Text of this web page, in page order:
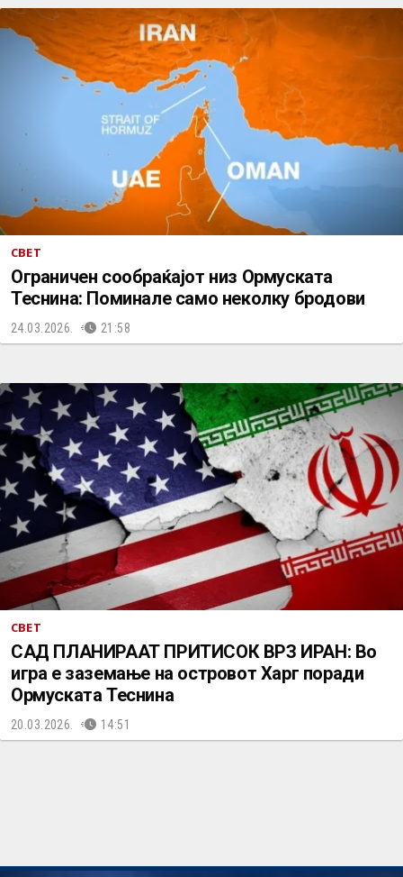
СВЕТ
Ограничен сообраќајот низ Ормуската
Теснина: Поминале само неколку бродови
24.03.2026. 21:58
СВЕТ
САД ПЛАНИРААТ ПРИТИСОК ВРЗ ИРАН: Во
игра е заземање на островот Харг поради
Ормуската Теснина
20.03.2026. 14:51